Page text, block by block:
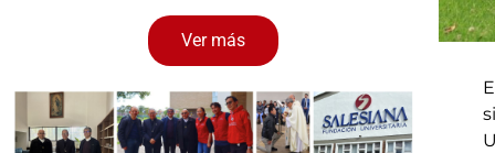
Ver más